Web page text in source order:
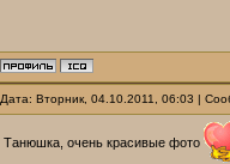
Дата: Вторник, 04.10.2011, 06:03 |
Танюшка, очень красивые фото